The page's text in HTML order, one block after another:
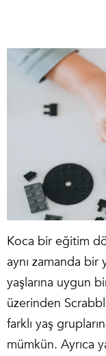
Koca bir eğitim
aynı zamanda
yaşlarına uygun
üzerinden
farklı yaş
mümkün. Ayrıca